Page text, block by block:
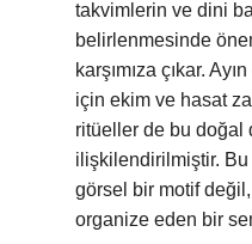
takvimlerin ve dini
belirlenmesinde
karşımıza çıkar.
için ekim ve hasat
ritüeller de bu doğal
ilişkilendirilmiştir.
görsel bir motif
organize eden bir